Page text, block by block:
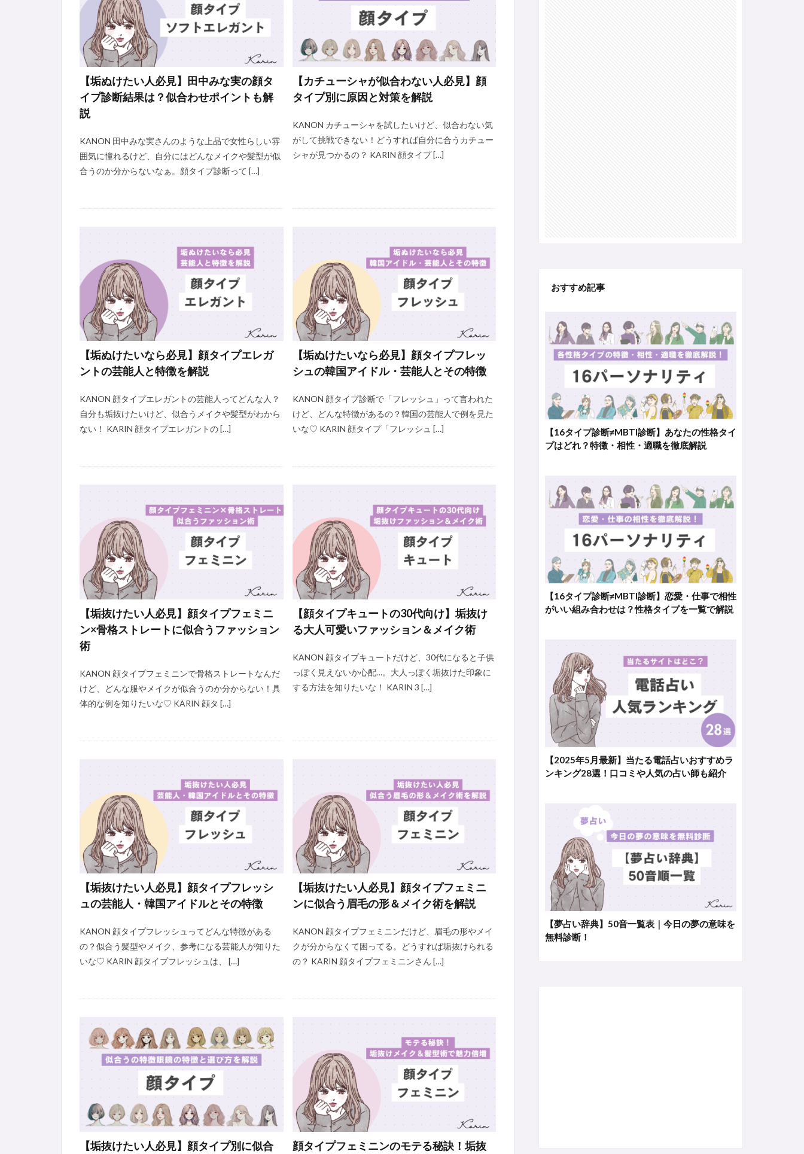
【垢ぬけたい人必見】田中みな実の顔タ
イプ診断結果は？似合わせポイントも解
説
KANON 田中みな実さんのような上品で女性らしい雰
囲気に憧れるけど、自分にはどんなメイクや髪型が似
合うのか分からないなぁ。顔タイプ診断って […]
【カチューシャが似合わない人必見】顔
タイプ別に原因と対策を解説
KANON カチューシャを試したいけど、似合わない気
がして挑戦できない！どうすれば自分に合うカチュー
シャが見つかるの？ KARIN 顔タイプ […]
【垢ぬけたいなら必見】顔タイプエレガ
ントの芸能人と特徴を解説
KANON 顔タイプエレガントの芸能人ってどんな人？
自分も垢抜けたいけど、似合うメイクや髪型がわから
ない！ KARIN 顔タイプエレガントの […]
【垢ぬけたいなら必見】顔タイプフレッ
シュの韓国アイドル・芸能人とその特徴
KANON 顔タイプ診断で「フレッシュ」って言われた
けど、どんな特徴があるの？韓国の芸能人で例を見た
いな♡ KARIN 顔タイプ「フレッシュ […]
【垢抜けたい人必見】顔タイプフェミニ
ン×骨格ストレートに似合うファッション
術
KANON 顔タイプフェミニンで骨格ストレートなんだ
けど、どんな服やメイクが似合うのか分からない！具
体的な例を知りたいな♡ KARIN 顔タ […]
【顔タイプキュートの30代向け】垢抜け
る大人可愛いファッション＆メイク術
KANON 顔タイプキュートだけど、30代になると子供
っぽく見えないか心配…。大人っぽく垢抜けた印象に
する方法を知りたいな！ KARIN 3 […]
【垢抜けたい人必見】顔タイプフレッシ
ュの芸能人・韓国アイドルとその特徴
KANON 顔タイプフレッシュってどんな特徴がある
の？似合う髪型やメイク、参考になる芸能人が知りた
いな♡ KARIN 顔タイプフレッシュは、 […]
【垢抜けたい人必見】顔タイプフェミニ
ンに似合う眉毛の形＆メイク術を解説
KANON 顔タイプフェミニンだけど、眉毛の形やメイ
クが分からなくて困ってる。どうすれば垢抜けられる
の？ KARIN 顔タイプフェミニンさん […]
【垢抜けたい人必見】顔タイプ別に似合
顔タイプフェミニンのモテる秘訣！垢抜
おすすめ記事
【16タイプ診断≠MBTI診断】あなたの性格タイ
プはどれ？特徴・相性・適職を徹底解説
【16タイプ診断≠MBTI診断】恋愛・仕事で相性
がいい組み合わせは？性格タイプを一覧で解説
【2025年5月最新】当たる電話占いおすすめラ
ンキング28選！口コミや人気の占い師も紹介
【夢占い辞典】50音一覧表｜今日の夢の意味を
無料診断！